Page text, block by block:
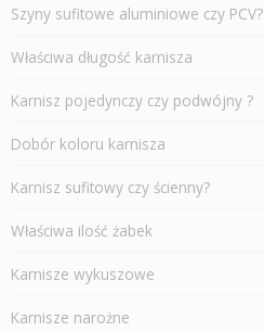
Szyny sufitowe aluminiowe czy PCV?
Właściwa długość karnisza
Karnisz pojedynczy czy podwójny ?
Dobór koloru karnisza
Karnisz sufitowy czy ścienny?
Właściwa ilość żabek
Karnisze wykuszowe
Karnisze narożne